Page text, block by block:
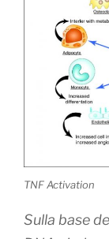
TNF Activation
Sulla base